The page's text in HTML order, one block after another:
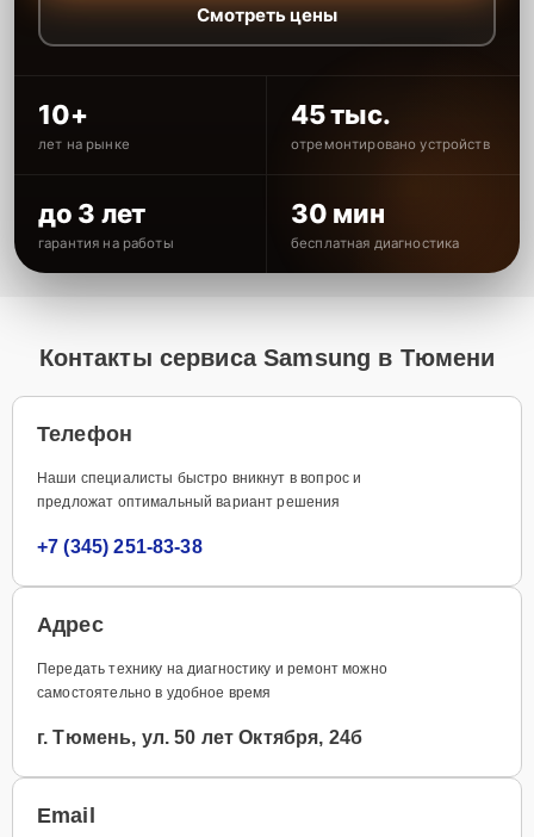
Смотреть цены
10+
лет на рынке
45 тыс.
отремонтировано устройств
до 3 лет
гарантия на работы
30 мин
бесплатная диагностика
Контакты сервиса Samsung в Тюмени
Телефон
Наши специалисты быстро вникнут в вопрос и
предложат оптимальный вариант решения
+7 (345) 251-83-38
Адрес
Передать технику на диагностику и ремонт можно
самостоятельно в удобное время
г. Тюмень, ул. 50 лет Октября, 24б
Email